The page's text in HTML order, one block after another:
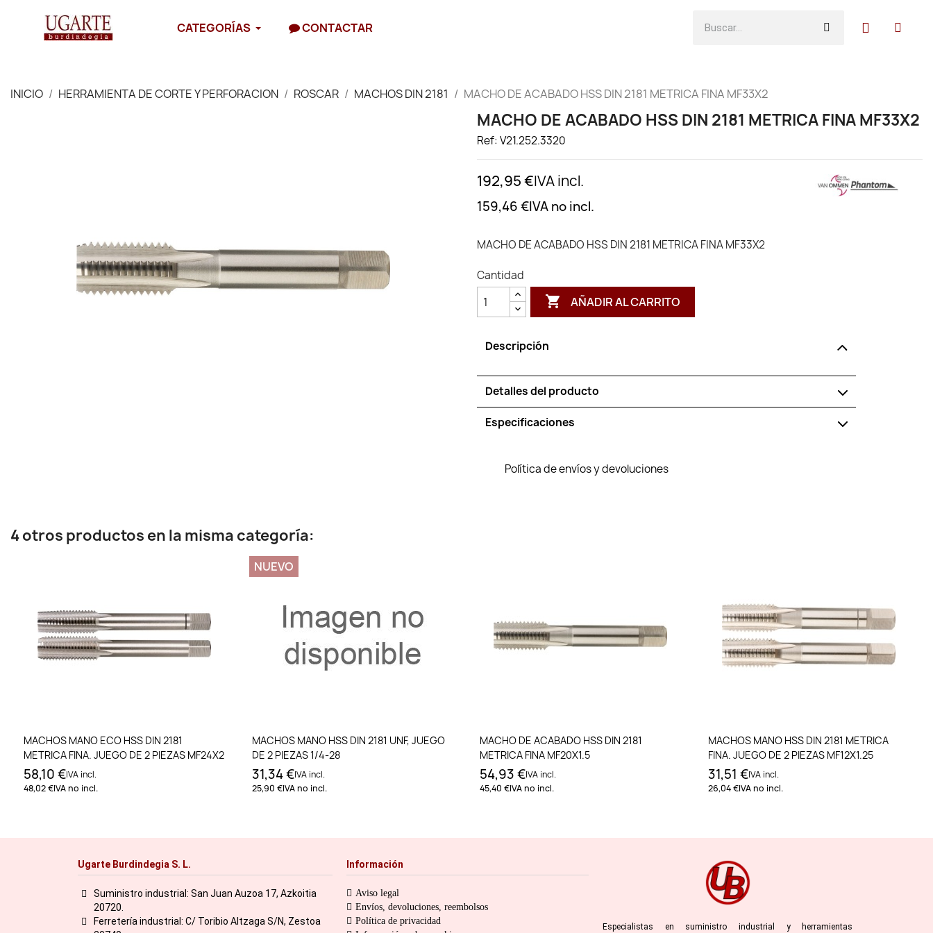
CATEGORÍAS CONTACTAR
INICIO HERRAMIENTA DE CORTE Y PERFORACION ROSCAR MACHOS DIN 2181 MACHO DE ACABADO HSS DIN 2181 METRICA FINA MF33X2
MACHO DE ACABADO HSS DIN 2181 METRICA FINA MF33X2
Ref: V21.252.3320
192,95 €IVA incl.
159,46 €IVA no incl.
MACHO DE ACABADO HSS DIN 2181 METRICA FINA MF33X2
Cantidad
 AÑADIR AL CARRITO
Descripción
Detalles del producto
Especificaciones
Política de envíos y devoluciones
4 otros productos en la misma categoría:
Añadir al carrito
MACHOS MANO ECO HSS DIN 2181
METRICA FINA. JUEGO DE 2 PIEZAS MF24X2
58,10 €IVA incl.
48,02 €IVA no incl.
Añadir al carrito
MACHOS MANO HSS DIN 2181 UNF, JUEGO
DE 2 PIEZAS 1/4-28
31,34 €IVA incl.
25,90 €IVA no incl.
NUEVO
Añadir al carrito
MACHO DE ACABADO HSS DIN 2181
METRICA FINA MF20X1.5
54,93 €IVA incl.
45,40 €IVA no incl.
Añadir al carrito
MACHOS MANO HSS DIN 2181 METRICA
FINA. JUEGO DE 2 PIEZAS MF12X1.25
31,51 €IVA incl.
26,04 €IVA no incl.
Ugarte Burdindegia S. L.
Suministro industrial: San Juan Auzoa 17, Azkoitia
20720.
Ferretería industrial: C/ Toribio Altzaga S/N, Zestoa
Información
Aviso legal
Envíos, devoluciones, reembolsos
Política de privacidad
Especialistas en suministro industrial y herramientas